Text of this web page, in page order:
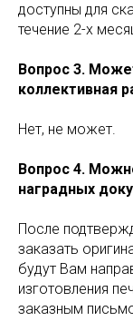
доступны для
течение 2-х
Вопрос 3.
коллективная
Нет, не может.
Вопрос 4.
наградных
После
заказать
будут Вам
изготовления
заказным